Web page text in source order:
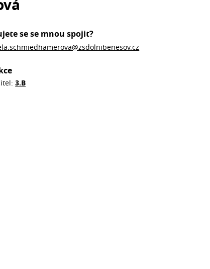
se se mnou spojit?
3.B